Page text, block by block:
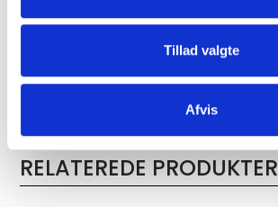
Tillad valgte
Afvis
RELATEREDE PRODUKTER